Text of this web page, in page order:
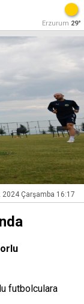
Erzurum 29°
2024 Çarşamba 16:17
futbolculara